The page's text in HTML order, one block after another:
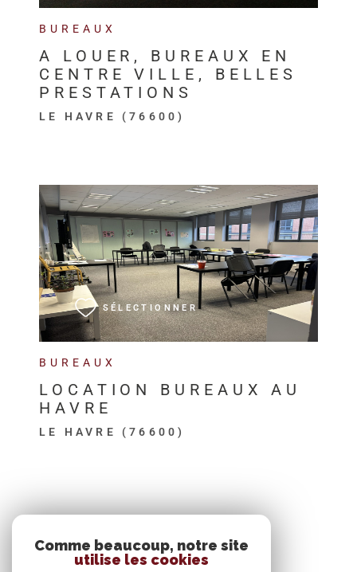
BUREAUX
A LOUER, BUREAUX EN
CENTRE VILLE, BELLES
PRESTATIONS
LE HAVRE (76600)
BUREAUX
LOCATION BUREAUX AU
HAVRE
LE HAVRE (76600)
SÉLECTIONNER
VOIR LE BIEN
Comme beaucoup, notre site
utilise les cookies